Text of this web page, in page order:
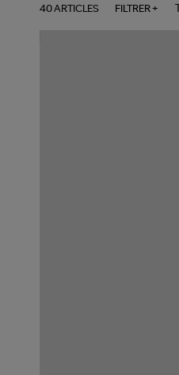
40 ARTICLES FILTRER +